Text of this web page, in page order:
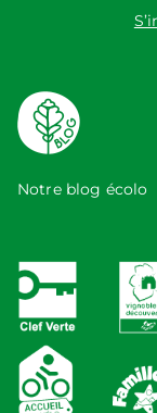
Notre blog écolo